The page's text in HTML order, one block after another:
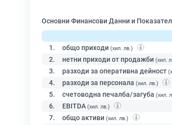
Основни Финансови Данни и
1.
общо приходи (хил. лв.)
2. нетни приходи от продажби (хил.
3. разходи за оперативна дейност
4. разходи за персонала (хил. лв.)
5. счетоводна печалба/загуба (хил.
6. EBITDA (хил. лв.)
7. общо активи (хил. лв.)